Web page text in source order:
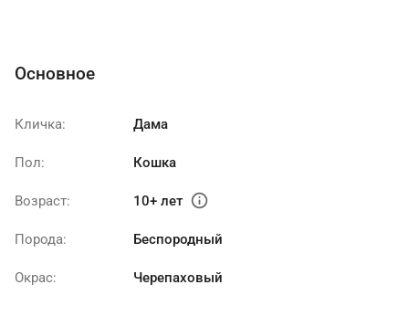
Основное
Кличка: Дама
Пол: Кошка
Возраст: 10+ лет info
Порода: Беспородный
Окрас: Черепаховый